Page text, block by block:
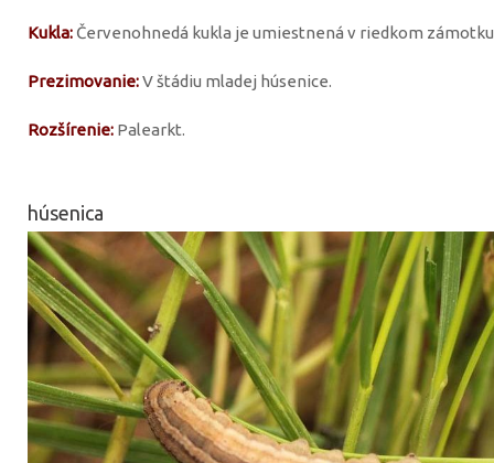
Kukla: Červenohnedá kukla je umiestnená v riedkom
Prezimovanie:V štádiu mladej húsenice.
Rozšírenie: Palearkt.
húsenica